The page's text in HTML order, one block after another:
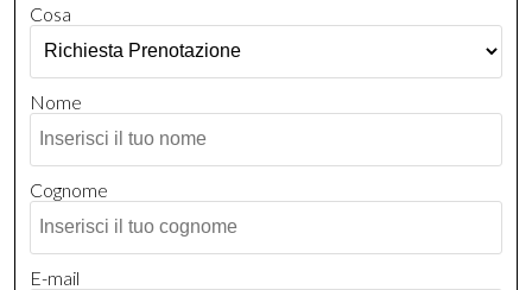
Cosa
Nome
Cognome
E-mail